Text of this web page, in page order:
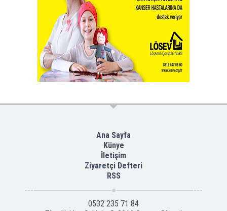
Ana Sayfa
Künye
İletişim
Ziyaretçi Defteri
RSS
0532 235 71 84